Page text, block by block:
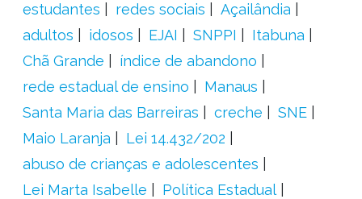
estudantes
redes sociais
Açailândia
adultos
idosos EJAI SNPPI
Itabuna
Chã Grande
índice de abandono
rede estadual de ensino
Manaus
Santa Maria das Barreiras
creche
SNE
Maio Laranja
Lei 14.432/202
abuso de crianças e adolescentes
Lei Marta Isabelle
Política Estadual